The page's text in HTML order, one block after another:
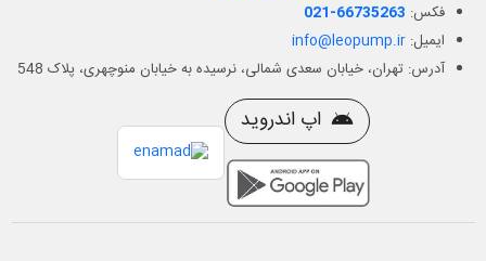
فکس: 021-66735263
ایمیل:info@leopump.ir
آدرس: تهران، خیابان سعدی شمالی، نرسیده به خیابان منوچهری، پلاک 548
اپ اندروید